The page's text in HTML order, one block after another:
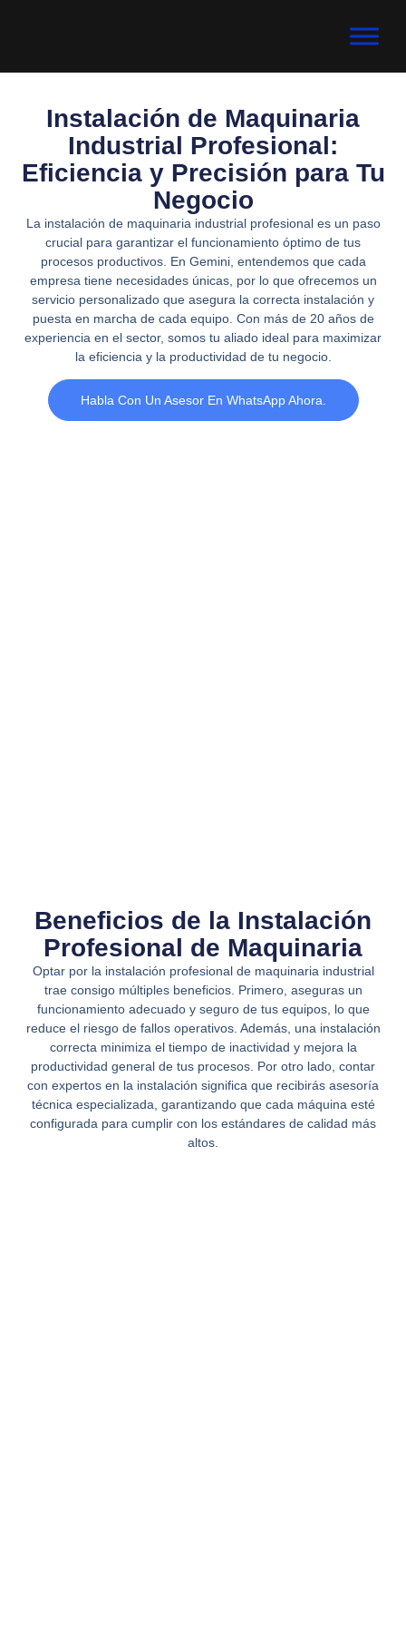
Instalación de Maquinaria
Industrial Profesional:
Eficiencia y Precisión para Tu
Negocio
La instalación de maquinaria industrial profesional es un paso
crucial para garantizar el funcionamiento óptimo de tus
procesos productivos. En Gemini, entendemos que cada
empresa tiene necesidades únicas, por lo que ofrecemos un
servicio personalizado que asegura la correcta instalación y
puesta en marcha de cada equipo. Con más de 20 años de
experiencia en el sector, somos tu aliado ideal para maximizar
la eficiencia y la productividad de tu negocio.
Habla Con Un Asesor En WhatsApp Ahora.
Beneficios de la Instalación
Profesional de Maquinaria
Optar por la instalación profesional de maquinaria industrial
trae consigo múltiples beneficios. Primero, aseguras un
funcionamiento adecuado y seguro de tus equipos, lo que
reduce el riesgo de fallos operativos. Además, una instalación
correcta minimiza el tiempo de inactividad y mejora la
productividad general de tus procesos. Por otro lado, contar
con expertos en la instalación significa que recibirás asesoría
técnica especializada, garantizando que cada máquina esté
configurada para cumplir con los estándares de calidad más
altos.